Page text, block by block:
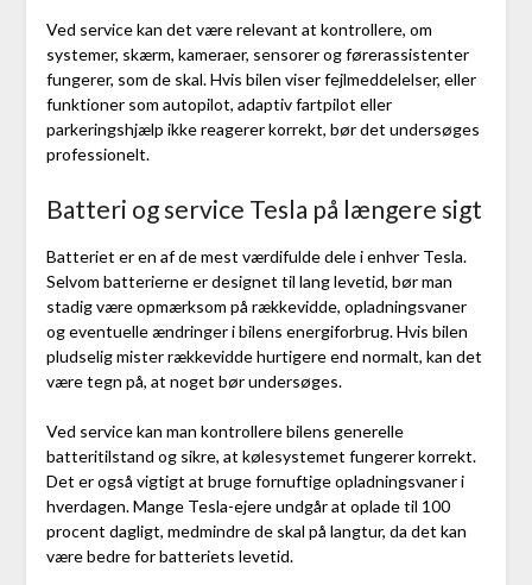
Ved service kan det være relevant at kontrollere, om
systemer, skærm, kameraer, sensorer og førerassistenter
fungerer, som de skal. Hvis bilen viser fejlmeddelelser, eller
funktioner som autopilot, adaptiv fartpilot eller
parkeringshjælp ikke reagerer korrekt, bør det undersøges
professionelt.
Batteri og service Tesla på længere sigt
Batteriet er en af de mest værdifulde dele i enhver Tesla.
Selvom batterierne er designet til lang levetid, bør man
stadig være opmærksom på rækkevidde, opladningsvaner
og eventuelle ændringer i bilens energiforbrug. Hvis bilen
pludselig mister rækkevidde hurtigere end normalt, kan det
være tegn på, at noget bør undersøges.
Ved service kan man kontrollere bilens generelle
batteritilstand og sikre, at kølesystemet fungerer korrekt.
Det er også vigtigt at bruge fornuftige opladningsvaner i
hverdagen. Mange Tesla-ejere undgår at oplade til 100
procent dagligt, medmindre de skal på langtur, da det kan
være bedre for batteriets levetid.